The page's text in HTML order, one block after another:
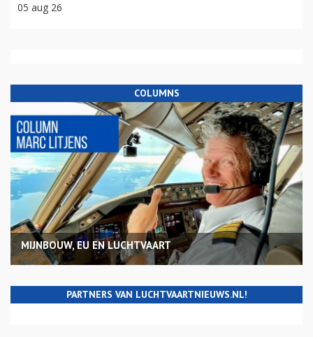
05 aug 26
COLUMNS
MIJNBOUW, EU EN LUCHTVAART
PARTNERS VAN LUCHTVAARTNIEUWS.NL!